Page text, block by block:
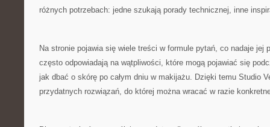
różnych potrzebach: jedne szukają porady technicznej, inne
Na stronie pojawia się wiele treści w formule pytań, co nadaje jej
często odpowiadają na wątpliwości, które mogą pojawiać się
jak dbać o skórę po całym dniu w makijażu. Dzięki temu Studio
przydatnych rozwiązań, do której można wracać w razie